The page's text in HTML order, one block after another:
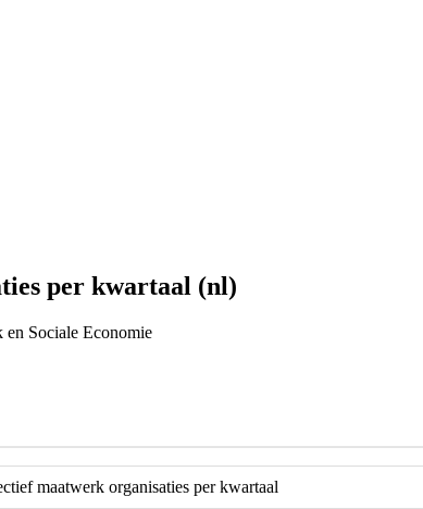
per kwartaal (nl)
en Sociale Economie
maatwerk organisaties per kwartaal